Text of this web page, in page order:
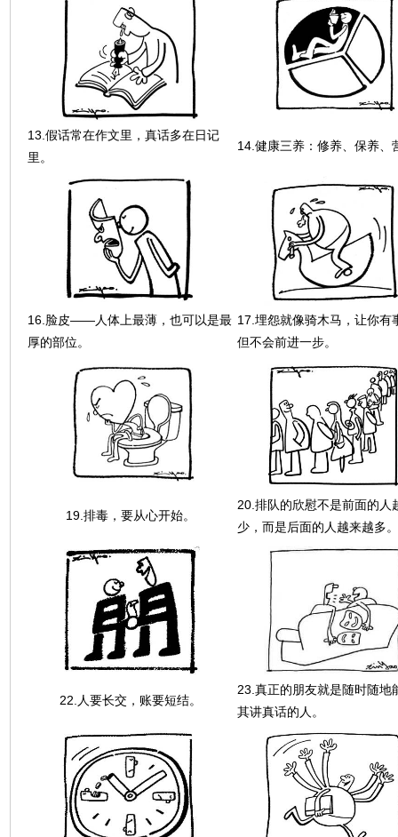
13.假话常在作文里，真话多在日记
里。
14.健康三养：修养、保养、
16.脸皮——人体上最薄，也可以是最
厚的部位。
17.埋怨就像骑木马，让你有
但不会前进一步。
19.排毒，要从心开始。
20.排队的欣慰不是前面的人
少，而是后面的人越来越多。
22.人要长交，账要短结。
23.真正的朋友就是随时随地
其讲真话的人。